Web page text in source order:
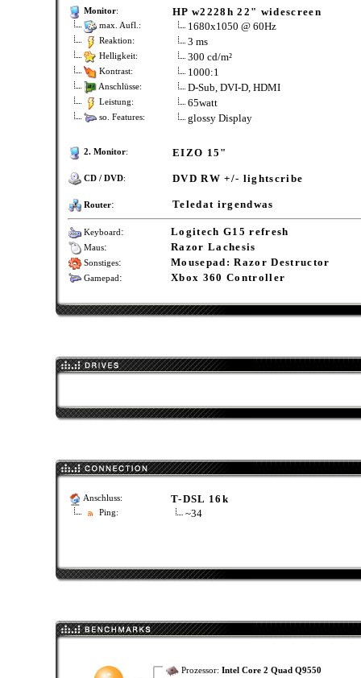
Monitor: HP w2228h 22" widescreen
max. Aufl.: 1680x1050 @ 60Hz
Reaktion: 3 ms
Helligkeit: 300 cd/m²
Kontrast: 1000:1
Anschlüsse: D-Sub, DVI-D, HDMI
Leistung: 65watt
so. Features: glossy Display
2. Monitor: EIZO 15"
CD / DVD: DVD RW +/- lightscribe
Router: Teledat irgendwas
Keyboard: Logitech G15 refresh
Maus: Razor Lachesis
Sonstiges: Mousepad: Razor Destructor
Gamepad: Xbox 360 Controller
Anschluss: T-DSL 16k
Ping: ~34
Prozessor: Intel Core 2 Quad Q9550